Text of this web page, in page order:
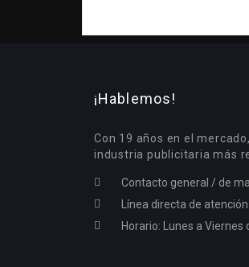
¡Hablemos!
Con 19 años en el
industria publicitaria más
Contacto general / de
Línea directa de
Horario: Lunes a Viernes